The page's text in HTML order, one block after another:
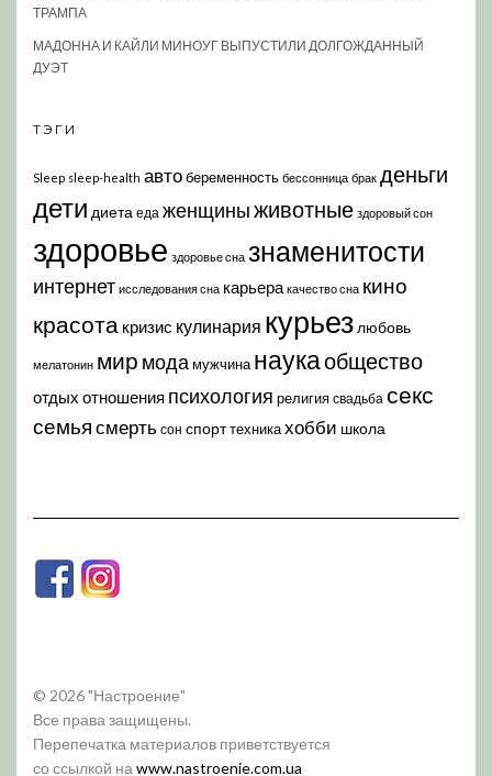
ТРАМПА
МАДОННА И КАЙЛИ МИНОУГ ВЫПУСТИЛИ ДОЛГОЖДАННЫЙ
ДУЭТ
ТЭГИ
Sleep sleep-health автобеременность бессонница брак деньги
дети диета еда женщиныживотные здоровый сон
здоровье здоровье сна знаменитости
интернет исследования сна карьера качество сна кино
красота кризис кулинария курьез любовь
мелатонин мир модамужчина наукаобщество
отдых отношения психология религия свадьба секс
семья смерть сон спорттехникахобби школа
© 2026 "Настроение"
Все права защищены.
Перепечатка материалов приветствуется
со ссылкой на www.nastroenie.com.ua